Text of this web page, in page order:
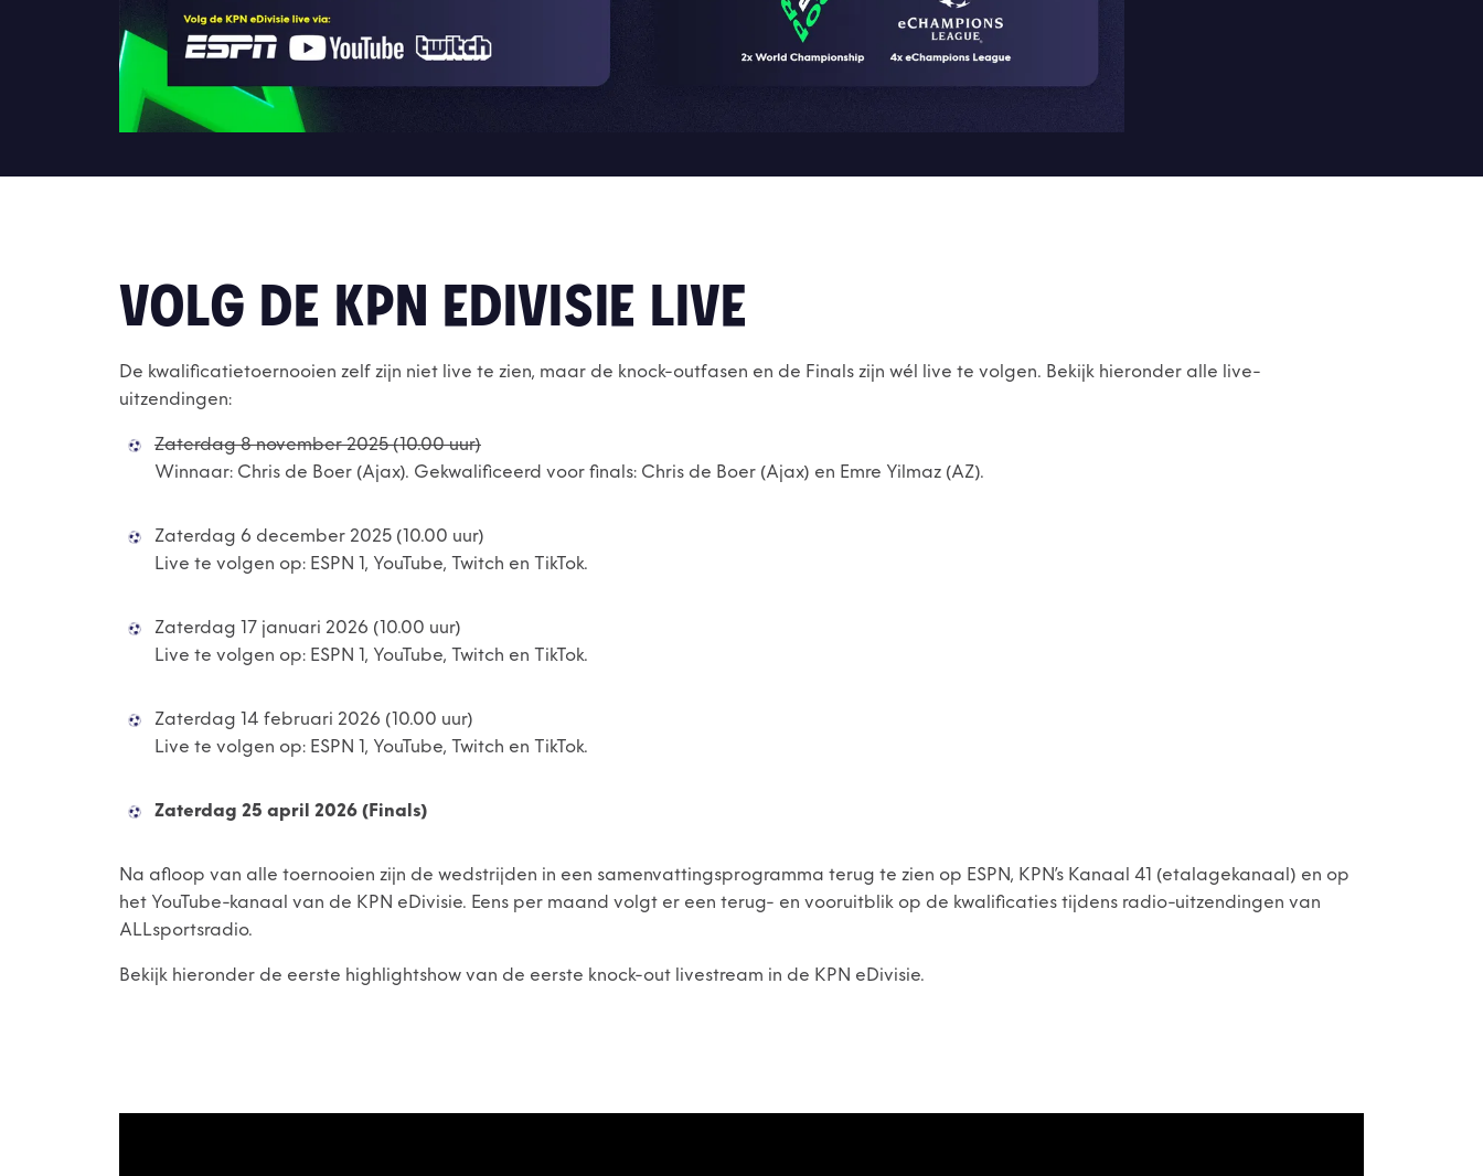
VOLG DE KPN EDIVISIE LIVE
De kwalificatietoernooien zelf zijn niet live te zien, maar de knock-outfasen en de Finals zijn wél live te volgen. Bekijk hieronder alle live-
uitzendingen:
Zaterdag 8 november 2025 (10.00 uur)
Winnaar: Chris de Boer (Ajax). Gekwalificeerd voor finals: Chris de Boer (Ajax) en Emre Yilmaz (AZ).
Zaterdag 6 december 2025 (10.00 uur)
Live te volgen op: ESPN 1, YouTube, Twitch en TikTok.
Zaterdag 17 januari 2026 (10.00 uur)
Live te volgen op: ESPN 1, YouTube, Twitch en TikTok.
Zaterdag 14 februari 2026 (10.00 uur)
Live te volgen op: ESPN 1, YouTube, Twitch en TikTok.
Zaterdag 25 april 2026 (Finals)
Na afloop van alle toernooien zijn de wedstrijden in een samenvattingsprogramma terug te zien op ESPN, KPN’s Kanaal 41 (etalagekanaal) en op
het YouTube-kanaal van de KPN eDivisie. Eens per maand volgt er een terug- en vooruitblik op de kwalificaties tijdens radio-uitzendingen van
ALLsportsradio.
Bekijk hieronder de eerste highlightshow van de eerste knock-out livestream in de KPN eDivisie.